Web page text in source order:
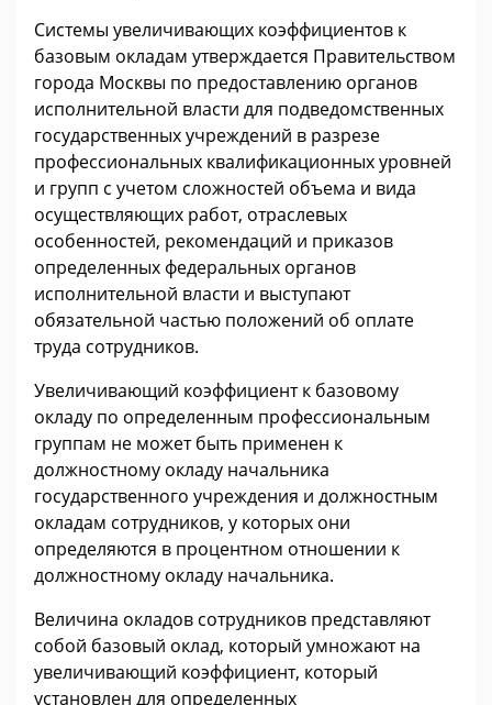
Системы увеличивающих коэффициентов к
базовым окладам утверждается Правительством
города Москвы по предоставлению органов
исполнительной власти для подведомственных
государственных учреждений в разрезе
профессиональных квалификационных уровней
и групп с учетом сложностей объема и вида
осуществляющих работ, отраслевых
особенностей, рекомендаций и приказов
определенных федеральных органов
исполнительной власти и выступают
обязательной частью положений об оплате
труда сотрудников.
Увеличивающий коэффициент к базовому
окладу по определенным профессиональным
группам не может быть применен к
должностному окладу начальника
государственного учреждения и должностным
окладам сотрудников, у которых они
определяются в процентном отношении к
должностному окладу начальника.
Величина окладов сотрудников представляют
собой базовый оклад, который умножают на
увеличивающий коэффициент, который
установлен для определенных